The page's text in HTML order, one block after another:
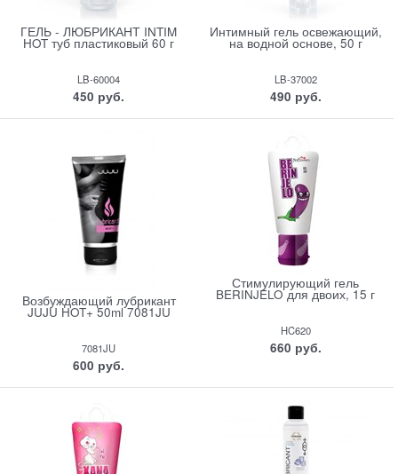
ГЕЛЬ - ЛЮБРИКАНТ INTIM
HOT туб пластиковый 60 г
LB-60004
450 руб.
Интимный гель освежающий,
на водной основе, 50 г
LB-37002
490 руб.
Возбуждающий лубрикант
JUJU HOT+ 50ml 7081JU
7081JU
600 руб.
Стимулирующий гель
BERINJELO для двоих, 15 г
HC620
660 руб.